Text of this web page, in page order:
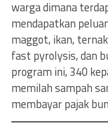
warga dimana
mendapatkan
maggot, ikan,
fast pyrolysis, dan
program ini, 340
memilah sampah
membayar pajak